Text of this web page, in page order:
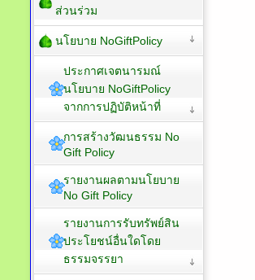
ส่วนร่วม
นโยบาย NoGiftPolicy
ประกาศเจตนารมณ์
นโยบาย NoGiftPolicy
จากการปฏิบัติหน้าที่
การสร้างวัฒนธรรม No
Gift Policy
รายงานผลตามนโยบาย
No Gift Policy
รายงานการรับทรัพย์สิน
ประโยชน์อื่นใดโดย
ธรรมจรรยา